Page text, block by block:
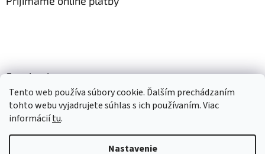
Tento web používa súbory cookie. Ďalším prechádzaním
tohto webu vyjadrujete súhlas s ich používaním. Viac
informáciítu.
Nastavenie
Facebook
Vytvoril Shoptet